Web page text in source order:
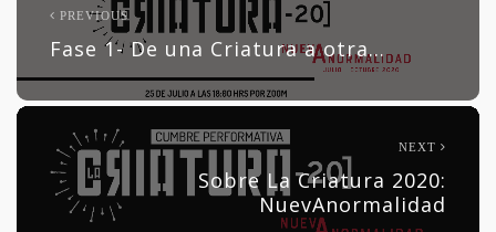
PREVIOUS
Fase 1- De una Criatura a otra…
NEXT
Sobre La Criatura 2020:
NuevAnormalidad